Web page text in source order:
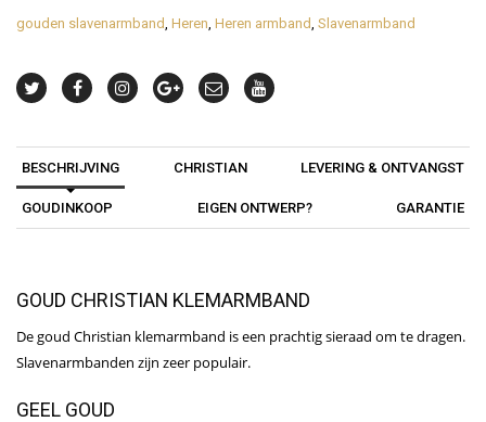
gouden slavenarmband Heren Heren armband Slavenarmband
BESCHRIJVING CHRISTIAN LEVERING & ONTVANGST
GOUDINKOOP EIGEN ONTWERP? GARANTIE
GOUD CHRISTIAN KLEMARMBAND
De goud Christian klemarmband is een prachtig sieraad om te dragen.
Slavenarmbanden zijn zeer populair.
GEEL GOUD